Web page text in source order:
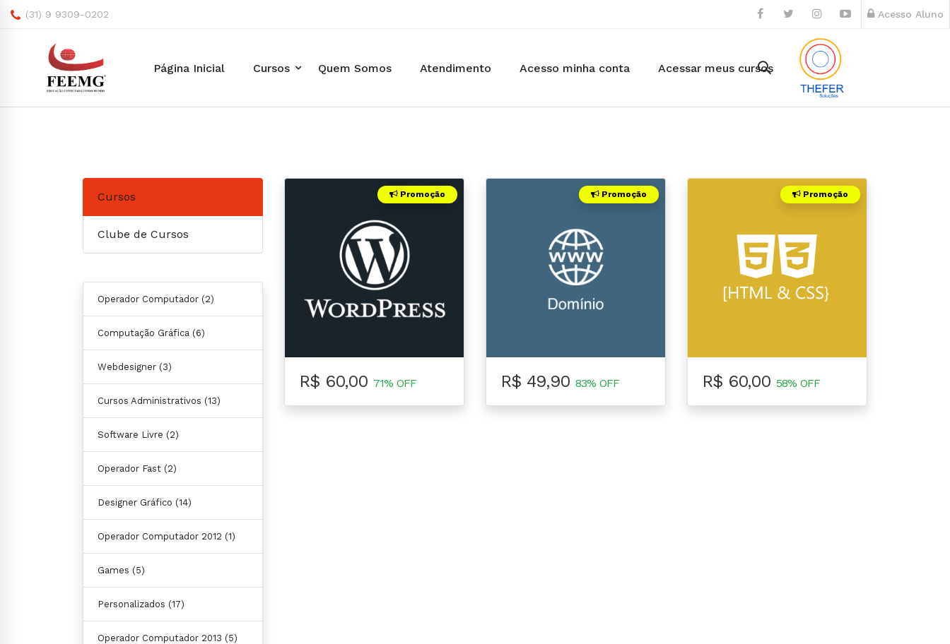
(31) 9 9309-0202 Acesso Aluno
Página Inicial Cursos Quem Somos Atendimento Acesso minha conta Acessar meus cursos
Cursos
Clube de Cursos
Operador Computador (2)
Computação Gráfica (6)
Webdesigner (3)
Cursos Administrativos (13)
Software Livre (2)
Operador Fast (2)
Designer Gráfico (14)
Operador Computador 2012 (1)
Games (5)
Personalizados (17)
Operador Computador 2013 (5)
Promoção
R$ 60,00 71% OFF
Promoção
R$ 49,90 83% OFF
Promoção
R$ 60,00 58% OFF